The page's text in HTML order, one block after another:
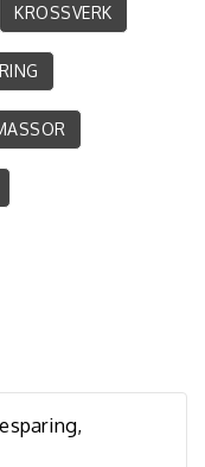
KROSSVERK